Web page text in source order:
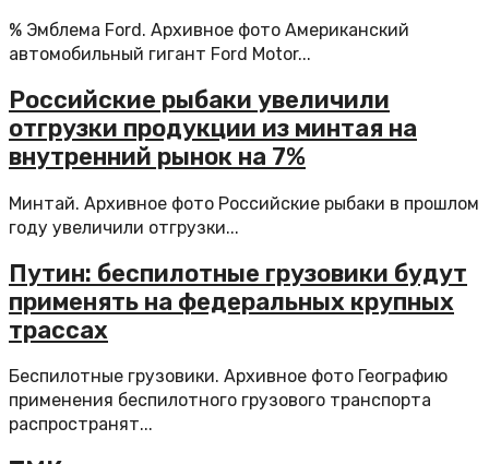
% Эмблема Ford. Архивное фото Американский
автомобильный гигант Ford Motor...
Российские рыбаки увеличили
отгрузки продукции из минтая на
внутренний рынок на 7%
Минтай. Архивное фото Российские рыбаки в прошлом
году увеличили отгрузки...
Путин: беспилотные грузовики будут
применять на федеральных крупных
трассах
Беспилотные грузовики. Архивное фото Географию
применения беспилотного грузового транспорта
распространят...